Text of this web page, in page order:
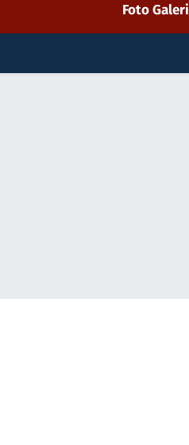
Foto Galeri